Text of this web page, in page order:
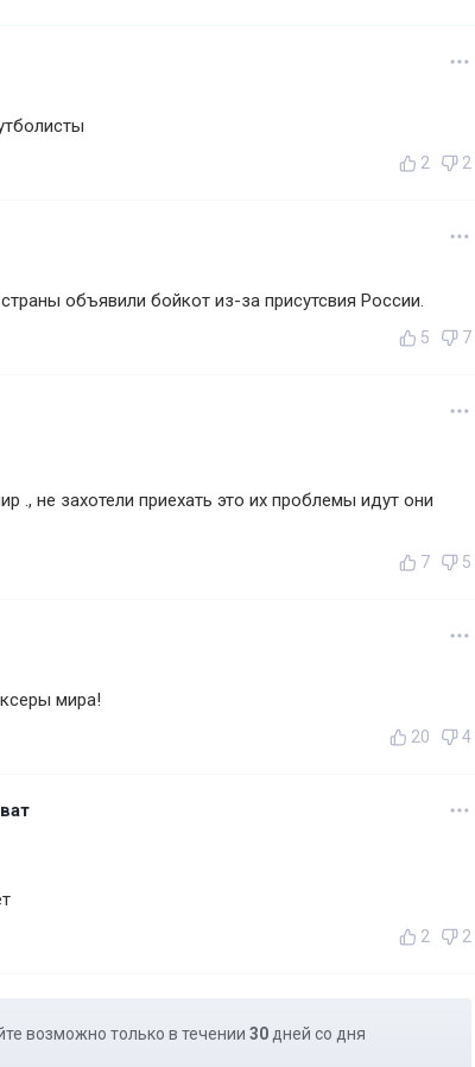
2 2
объявили бойкот из-за присутсвия России.
5 7
., не захотели приехать это их проблемы идут они
7 5
мира!
20 4
2 2
возможно только в течении 30 дней со дня